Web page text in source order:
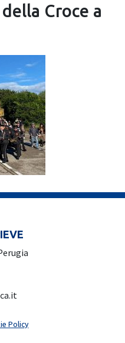
Croce a
Policy